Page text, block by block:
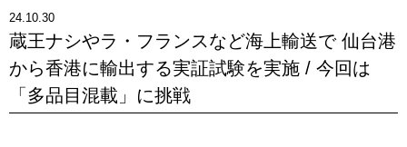
24.10.30
蔵王ナシやラ・フランスなど海上輸送で 仙台港
から香港に輸出する実証試験を実施 / 今回は
「多品目混載」に挑戦